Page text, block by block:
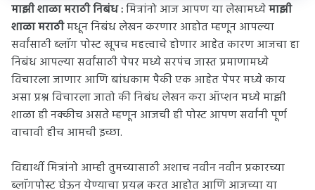
माझी शाळा मराठी निबंध :मित्रांनो आज आपण या लेखामध्येमाझी
शाळा मराठीमधून निबंध लेखन करणार आहोत म्हणून आपल्या
सर्वांसाठी ब्लॉग पोस्ट खूपच महत्त्वाचे होणार आहेत कारण आजचा हा
निबंध आपल्या सर्वांसाठी पेपर मध्ये सरपंच जास्त प्रमाणामध्ये
विचारला जाणार आणि बांधकाम पैकी एक आहेत पेपर मध्ये काय
असा प्रश्न विचारला जातो की निबंध लेखन करा ऑप्शन मध्ये माझी
शाळा ही नक्कीच असते म्हणून आजची ही पोस्ट आपण सर्वांनी पूर्ण
वाचावी हीच आमची इच्छा.
विद्यार्थी मित्रांनो आम्ही तुमच्यासाठी अशाच नवीन नवीन प्रकारच्या
ब्लॉगपोस्ट घेऊन येण्याचा प्रयत्न करत आहोत आणि आजच्या या